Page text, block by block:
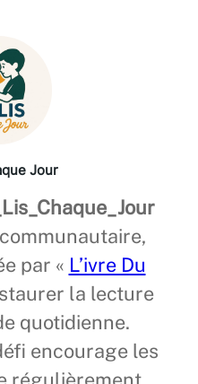
Jour
par « L’ivre Du
la lecture
quotidienne.
encourage les